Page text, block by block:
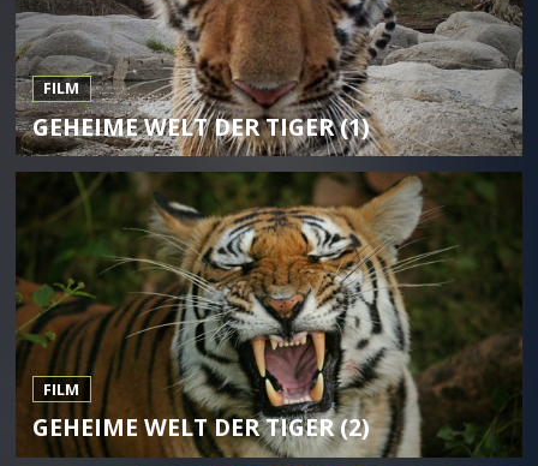
FILM
GEHEIME WELT DER TIGER (1)
FILM
GEHEIME WELT DER TIGER (2)